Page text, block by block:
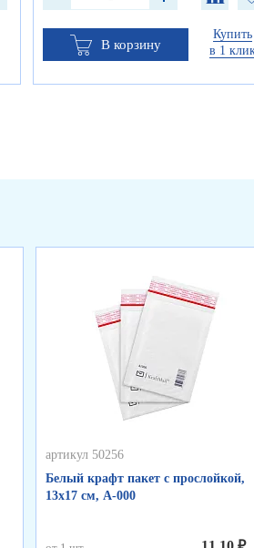
В корзину
Купить
в 1
артикул 50256
Белый крафт пакет с прослойкой,
13х17 см, А-000